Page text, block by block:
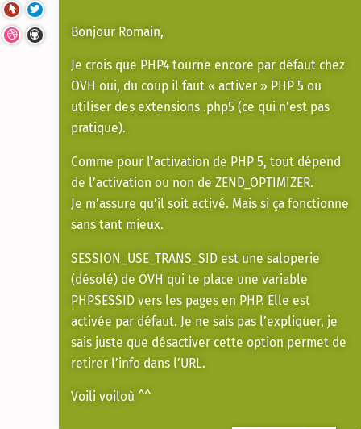
Bonjour Romain,
Je crois que PHP4 tourne encore par défaut chez
OVH oui, du coup il faut « activer » PHP 5 ou
utiliser des extensions .php5 (ce qui n’est pas
pratique).
Comme pour l’activation de PHP 5, tout dépend
de l’activation ou non de ZEND_OPTIMIZER.
Je m’assure qu’il soit activé. Mais si ça fonctionne
sans tant mieux.
SESSION_USE_TRANS_SID est une saloperie
(désolé) de OVH qui te place une variable
PHPSESSID vers les pages en PHP. Elle est
activée par défaut. Je ne sais pas l’expliquer, je
sais juste que désactiver cette option permet de
retirer l’info dans l’URL.
Voili voiloù ^^